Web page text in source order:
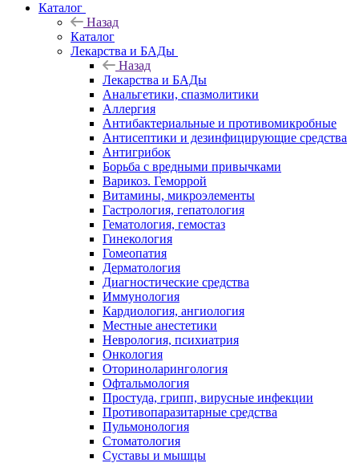
Каталог
Назад
Каталог
Лекарства и БАДы
Назад
Лекарства и БАДы
Анальгетики, спазмолитики
Аллергия
Антибактериальные и противомикробные
Антисептики и дезинфицирующие средства
Антигрибок
Борьба с вредными привычками
Варикоз. Геморрой
Витамины, микроэлементы
Гастрология, гепатология
Гематология, гемостаз
Гинекология
Гомеопатия
Дерматология
Диагностические средства
Иммунология
Кардиология, ангиология
Местные анестетики
Неврология, психиатрия
Онкология
Оториноларингология
Офтальмология
Простуда, грипп, вирусные инфекции
Противопаразитарные средства
Пульмонология
Стоматология
Суставы и мышцы